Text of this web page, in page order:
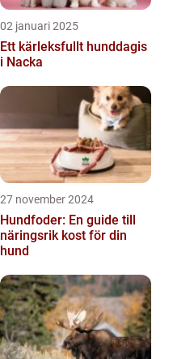
02 januari 2025
Ett kärleksfullt hunddagis
i Nacka
27 november 2024
Hundfoder: En guide till
näringsrik kost för din
hund